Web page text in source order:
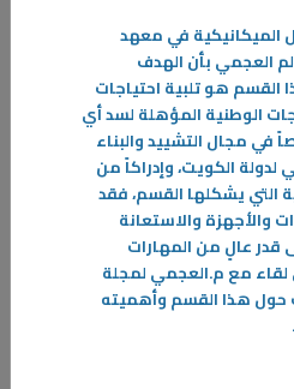
واقع يحتذى به، وجاء مركز المبادرين
الميكانيكية في معهد
العجمي بأن الهدف
هو تلبية احتياجات
الوطنية المؤهلة لسد أي
مجال التشييد والبناء
لدولة الكويت، وإدراكاً من
التي يشكلها القسم، فقد
والأجهزة والاستعانة
قدر عالٍ من المهارات
لقاء مع م.العجمي لمجلة
حول هذا القسم وأهميته